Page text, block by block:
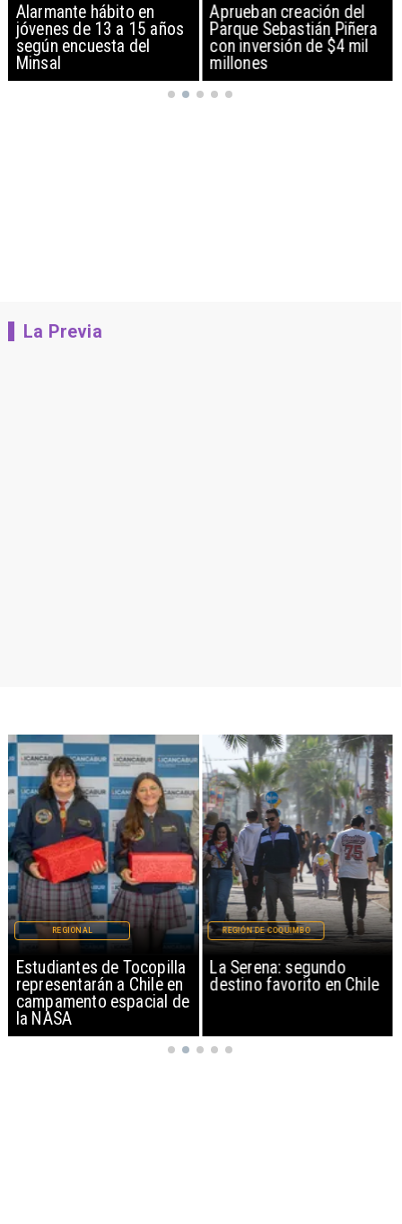
Alarmante hábito en
jóvenes de 13 a 15 años
según encuesta del
Minsal
Aprueban creación del
Parque Sebastián Piñera
con inversión de $4 mil
millones
La Previa
Estudiantes de Tocopilla
representarán a Chile en
campamento espacial de
la NASA
REGIONAL
La Serena: segundo
destino favorito en Chile
REGIÓN DE COQUIMBO